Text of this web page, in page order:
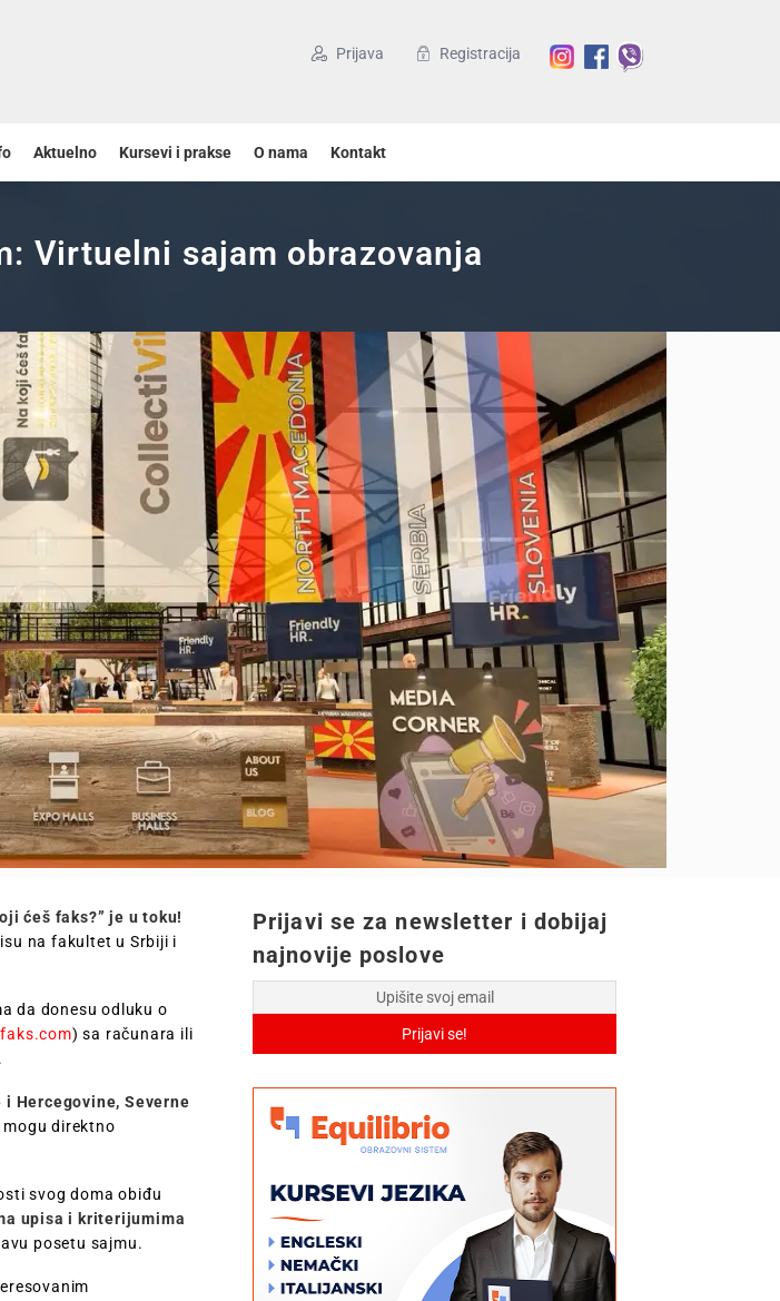
Prijava Registracija
Aktuelno Kursevi i prakse O nama Kontakt
Virtuelni sajam obrazovanja
ćeš faks?” je u toku!
na fakultet u Srbiji i
da donesu odluku o
) sa računara ili
.
Hercegovine, Severne
direktno
svog doma obiđu
upisa i kriterijumima
posetu sajmu.
Prijavi se za newsletter i dobijaj
najnovije poslove